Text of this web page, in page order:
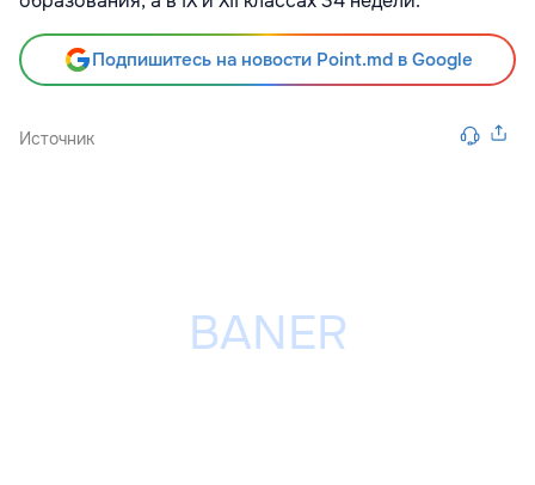
Подпишитесь на новости Point.md в Google
Источник